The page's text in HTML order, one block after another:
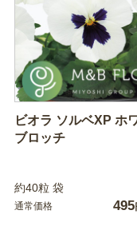
ビオラ ソルベXP ホ
ブロッチ
約40粒 袋
通常価格 495